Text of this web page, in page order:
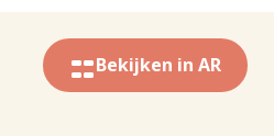
Bekijken in AR